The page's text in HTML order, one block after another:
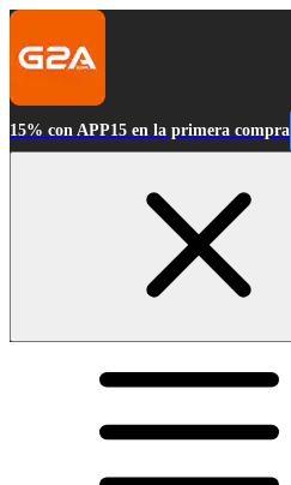
15% con APP15 en la primera compra